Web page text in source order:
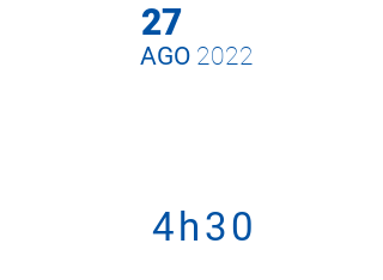
AGO 2022
27
4h30